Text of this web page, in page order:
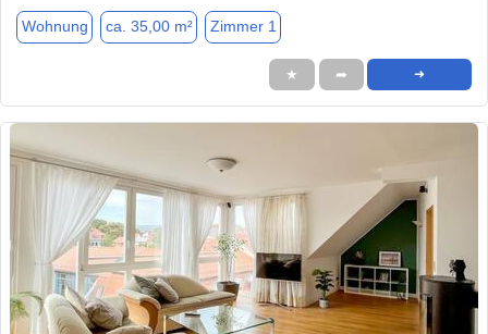
Wohnung ca. 35,00 m² Zimmer 1
★ ➦ ➜